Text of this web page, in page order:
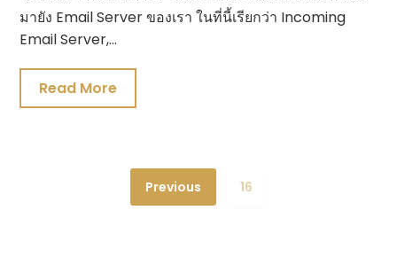
มายัง Email Server ของเรา ในที่นี้เรียกว่า Incoming
Email Server,…
Read More
Previous 16